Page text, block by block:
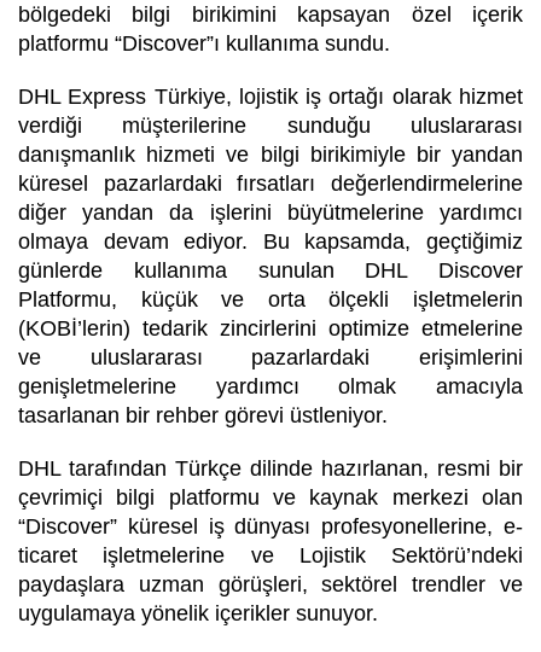
bölgedeki bilgi birikimini kapsayan özel içerik
platformu “Discover”ı kullanıma sundu.
DHL Express Türkiye, lojistik iş ortağı olarak hizmet
verdiği müşterilerine sunduğu uluslararası
danışmanlık hizmeti ve bilgi birikimiyle bir yandan
küresel pazarlardaki fırsatları değerlendirmelerine
diğer yandan da işlerini büyütmelerine yardımcı
olmaya devam ediyor. Bu kapsamda, geçtiğimiz
günlerde kullanıma sunulan DHL Discover
Platformu, küçük ve orta ölçekli işletmelerin
(KOBİ’lerin) tedarik zincirlerini optimize etmelerine
ve uluslararası pazarlardaki erişimlerini
genişletmelerine yardımcı olmak amacıyla
tasarlanan bir rehber görevi üstleniyor.
DHL tarafından Türkçe dilinde hazırlanan, resmi bir
çevrimiçi bilgi platformu ve kaynak merkezi olan
“Discover” küresel iş dünyası profesyonellerine, e-
ticaret işletmelerine ve Lojistik Sektörü’ndeki
paydaşlara uzman görüşleri, sektörel trendler ve
uygulamaya yönelik içerikler sunuyor.